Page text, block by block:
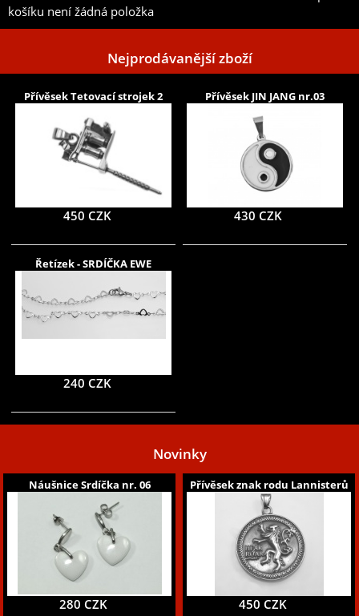
košíku není žádná položka
Nejprodávanější zboží
Přívěsek Tetovací strojek 2
450 CZK
Přívěsek JIN JANG nr.03
430 CZK
Řetízek - SRDÍČKA EWE
240 CZK
Novinky
Náušnice Srdíčka nr. 06
280 CZK
Přívěsek znak rodu Lannisterů
450 CZK